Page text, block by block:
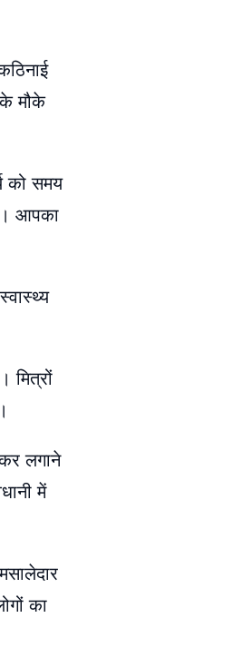
मौके
को समय
आपका
मित्रों
लगाने
में
का